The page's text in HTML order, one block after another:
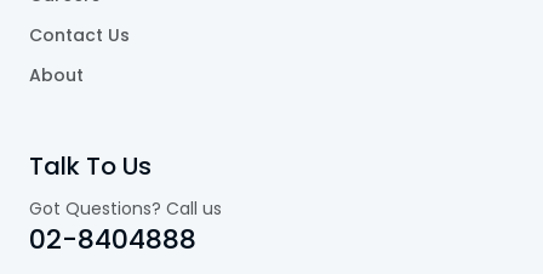
Contact Us
About
Talk To Us
Got Questions? Call us
02-8404888